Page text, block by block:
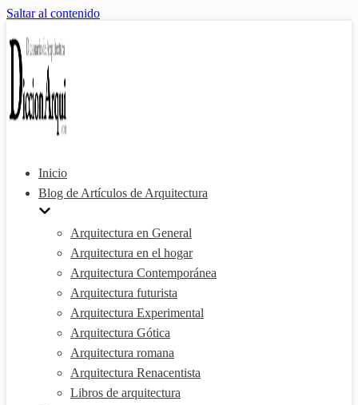
Saltar al contenido
Inicio
Blog de Artículos de Arquitectura
Arquitectura en General
Arquitectura en el hogar
Arquitectura Contemporánea
Arquitectura futurista
Arquitectura Experimental
Arquitectura Gótica
Arquitectura romana
Arquitectura Renacentista
Libros de arquitectura